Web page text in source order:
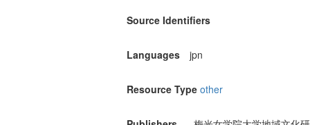
Source Identifiers
Languages jpn
Resource Type other